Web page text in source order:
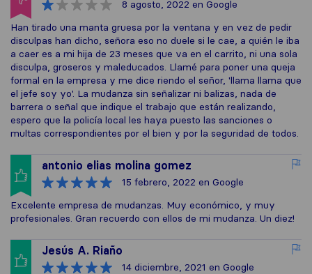
8 agosto, 2022 en Google
Han tirado una manta gruesa por la ventana y en vez de pedir
disculpas han dicho, señora eso no duele si le cae, a quién le iba
a caer es a mi hija de 23 meses que va en el carrito, ni una sola
disculpa, groseros y maleducados. Llamé para poner una queja
formal en la empresa y me dice riendo el señor, 'llama llama que
el jefe soy yo'. La mudanza sin señalizar ni balizas, nada de
barrera o señal que indique el trabajo que están realizando,
espero que la policía local les haya puesto las sanciones o
multas correspondientes por el bien y por la seguridad de todos.
antonio elias molina gomez
15 febrero, 2022 en Google
Excelente empresa de mudanzas. Muy económico, y muy
profesionales. Gran recuerdo con ellos de mi mudanza. Un diez!
Jesús A. Riaño
14 diciembre, 2021 en Google